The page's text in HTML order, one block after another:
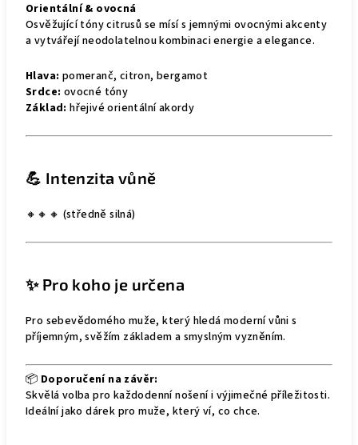
Orientální & ovocná
Osvěžující tóny citrusů se mísí s jemnými ovocnými akcenty
a vytvářejí neodolatelnou kombinaci energie a elegance.
Hlava: pomeranč, citron, bergamot
Srdce: ovocné tóny
Základ: hřejivé orientální akordy
💪 Intenzita vůně
🔸🔸🔸 (středně silná)
✨ Pro koho je určena
Pro sebevědomého muže, který hledá moderní vůni s
příjemným, svěžím základem a smyslným vyzněním.
📦 Doporučení na závěr:
Skvělá volba pro každodenní nošení i výjimečné příležitosti.
Ideální jako dárek pro muže, který ví, co chce.